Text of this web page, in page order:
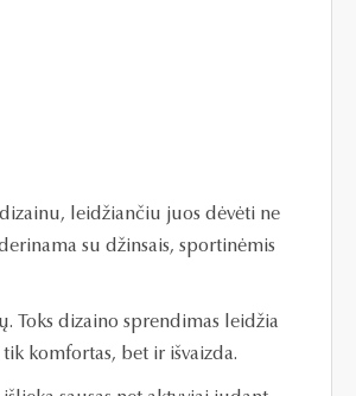
leidžiančiu juos dėvėti ne
su džinsais, sportinėmis
Toks dizaino sprendimas leidžia
komfortas, bet ir išvaizda.